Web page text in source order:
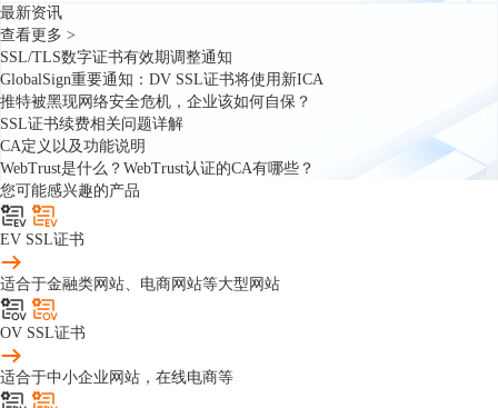
最新资讯
查看更多 >
SSL/TLS数字证书有效期调整通知
GlobalSign重要通知：DV SSL证书将使用新ICA
推特被黑现网络安全危机，企业该如何自保？
SSL证书续费相关问题详解
CA定义以及功能说明
WebTrust是什么？WebTrust认证的CA有哪些？
您可能感兴趣的产品
EV SSL证书
适合于金融类网站、电商网站等大型网站
OV SSL证书
适合于中小企业网站，在线电商等